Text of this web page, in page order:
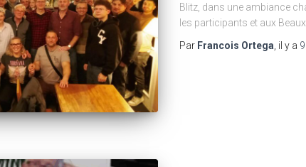
Blitz, dans une ambiance
les participants et aux
Par Francois Ortega , il y a